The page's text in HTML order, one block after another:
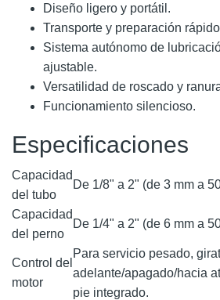
Diseño ligero y portátil.
Transporte y preparación
Sistema autónomo de
ajustable.
Versatilidad de roscado y
Funcionamiento silencioso.
Especificaciones
Capacidad
del tubo
De 1/8" a 2" (de 3 mm a
Capacidad
del perno
De 1/4" a 2" (de 6 mm a
Control del
motor
Para servicio pesado,
adelante/apagado/hacia
pie integrado.